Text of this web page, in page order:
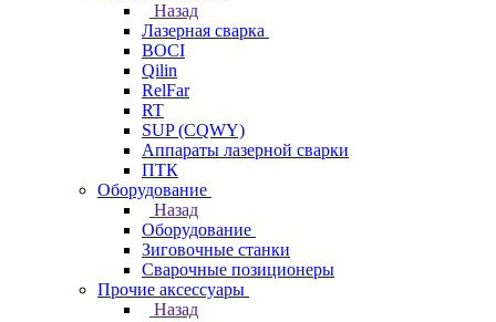
Назад
Лазерная сварка
BOCI
Qilin
RelFar
RT
SUP (CQWY)
Аппараты лазерной сварки
ПТК
Оборудование
Назад
Оборудование
Зиговочные станки
Сварочные позиционеры
Прочие аксессуары
Назад